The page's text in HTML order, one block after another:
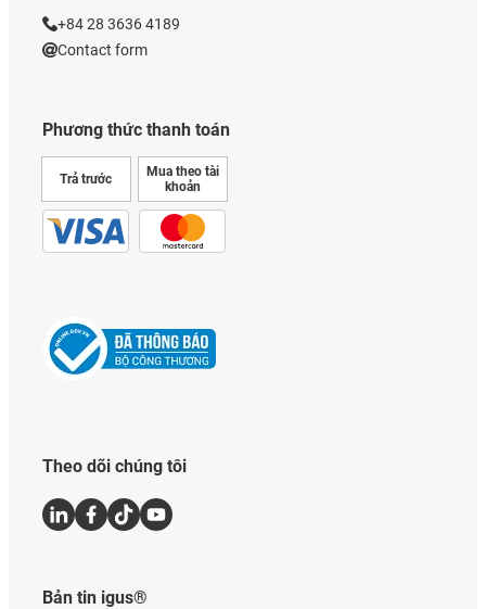
Phương thức thanh toán
Trả trước
Mua theo tài
khoản
+84 28 3636 4189
Contact form
Theo dõi chúng tôi
Bản tin igus®